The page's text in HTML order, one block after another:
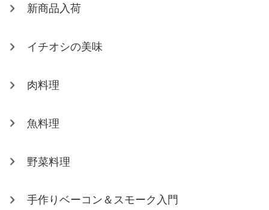
新商品入荷
イチオシの美味
肉料理
魚料理
野菜料理
手作りベーコン＆スモーク入門